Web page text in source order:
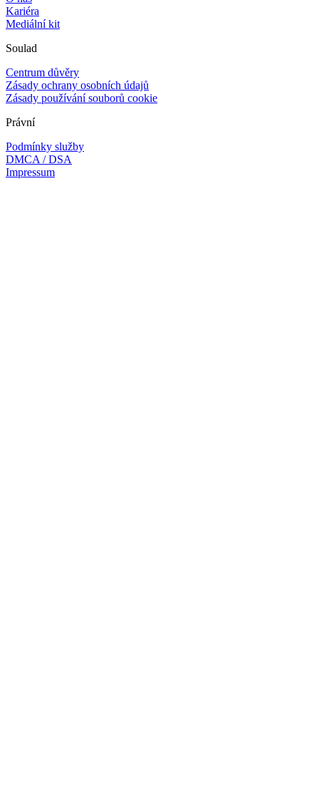
Kariéra
Mediální kit
Soulad
Centrum důvěry
Zásady ochrany osobních údajů
Zásady používání souborů cookie
Právní
Podmínky služby
DMCA / DSA
Impressum